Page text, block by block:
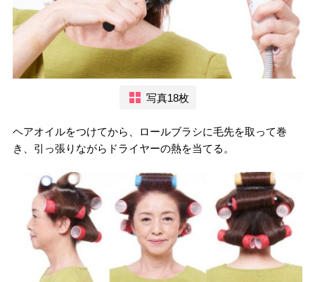
写真18枚
ヘアオイルをつけてから、ロールブラシに毛先を取って巻
き、引っ張りながらドライヤーの熱を当てる。